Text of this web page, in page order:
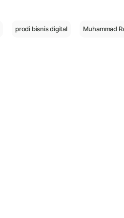
prodi bisnis digital Muhammad